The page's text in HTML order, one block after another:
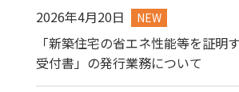
2026年4月20日 NEW
「新築住宅の省エネ性能等を証明
受付書」の発行業務について